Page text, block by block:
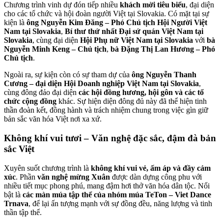
Chương trình vinh dự đón tiếp nhiều khách mời tiêu biểu, đại diện
cho các tổ chức và hội đoàn người Việt tại Slovakia. Có mặt tại sự
kiện là ông Nguyễn Kim Đăng – Phó Chủ tịch Hội Người Việt
Nam tại Slovakia, Bí thư thứ nhất Đại sứ quán Việt Nam tại
Slovakia, cùng đại diện Hội Phụ nữ Việt Nam tại Slovakia với bà
Nguyễn Minh Keng – Chủ tịch, bà Đặng Thị Lan Hương – Phó
Chủ tịch.
Ngoài ra, sự kiện còn có sự tham dự của ông Nguyễn Thanh
Cương – đại diện Hội Doanh nghiệp Việt Nam tại Slovakia,
cùng đông đảo đại diện các hội đồng hương, hội gôn và các tổ
chức cộng đồng khác. Sự hiện diện đông đủ này đã thể hiện tinh
thần đoàn kết, đồng hành và trách nhiệm chung trong việc gìn giữ
bản sắc văn hóa Việt nơi xa xứ.
Không khí vui tươi – Văn nghệ đặc sắc, đậm đà bản
sắc Việt
Xuyên suốt chương trình là không khí vui vẻ, ấm áp và đầy cảm
xúc. Phần văn nghệ mừng Xuân được dàn dựng công phu với
nhiều tiết mục phong phú, mang đậm hơi thở văn hóa dân tộc. Nổi
bật là các màn múa tập thể của nhóm múa TeTon – Viet Dance
Trnava, để lại ấn tượng mạnh với sự đồng đều, năng lượng và tinh
thần tập thể.